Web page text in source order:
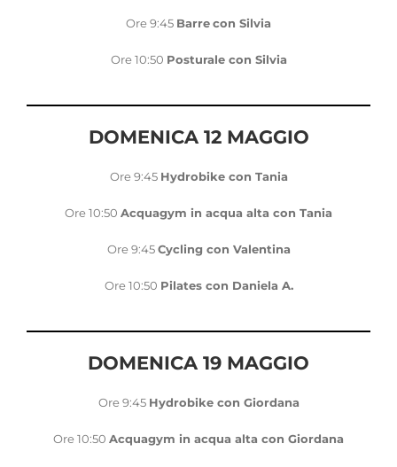
Ore 9:45 Barrecon Silvia
Ore 10:50 Posturale con Silvia
DOMENICA 12 MAGGIO
Ore 9:45 Hydrobike con Tania
Ore 10:50 Acquagym in acqua alta con Tania
Ore 9:45Cycling con Valentina
Ore 10:50 Pilates con Daniela A.
DOMENICA 19 MAGGIO
Ore 9:45 Hydrobike con Giordana
Ore 10:50 Acquagym in acqua alta con Giordana